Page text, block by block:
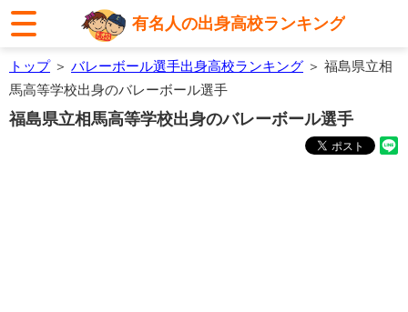
有名人の出身高校ランキング
トップ＞ バレーボール選手出身高校ランキング ＞ 福島県立相
馬高等学校出身のバレーボール選手
福島県立相馬高等学校出身のバレーボール選手